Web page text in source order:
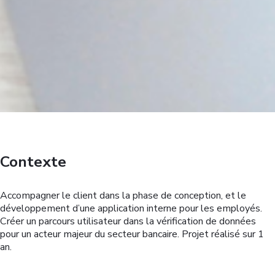
Contexte
Accompagner le client dans la phase de conception, et le
développement d’une application interne pour les employés.
Créer un parcours utilisateur dans la vérification de données
pour un acteur majeur du secteur bancaire. Projet réalisé sur 1
an.